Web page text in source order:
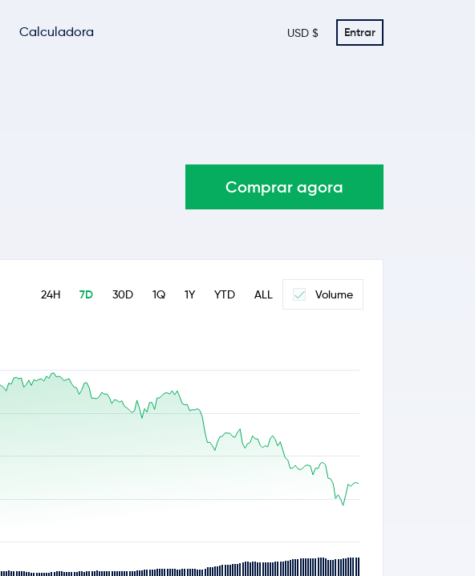
Calculadora USD $ Entrar
Comprar agora
24H 7D 30D 1Q 1Y YTD ALL Volume